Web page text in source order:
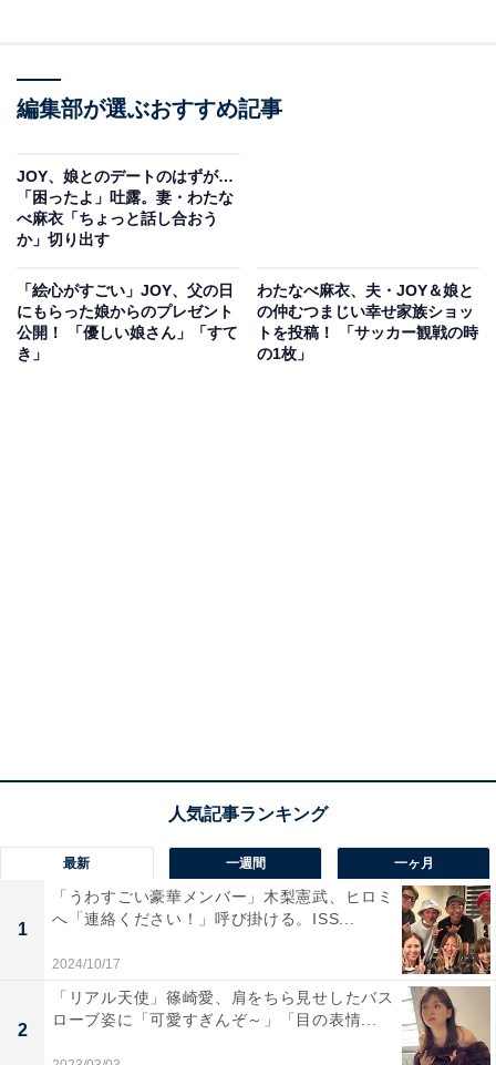
編集部が選ぶおすすめ記事
JOY、娘とのデートのはずが…
「困ったよ」吐露。妻・わたな
べ麻衣「ちょっと話し合おう
か」切り出す
「絵心がすごい」JOY、父の日
にもらった娘からのプレゼント
公開！ 「優しい娘さん」「すて
き」
わたなべ麻衣、夫・JOY＆娘と
の仲むつまじい幸せ家族ショッ
トを投稿！ 「サッカー観戦の時
の1枚」
最新 一週間 一ヶ月
1
「うわすごい豪華メンバー」木梨憲武、ヒロミ
へ「連絡ください！」呼び掛ける。ISS...
2024/10/17
2
「リアル天使」篠崎愛、肩をちら見せしたバス
ローブ姿に「可愛すぎんぞ～」「目の表情...